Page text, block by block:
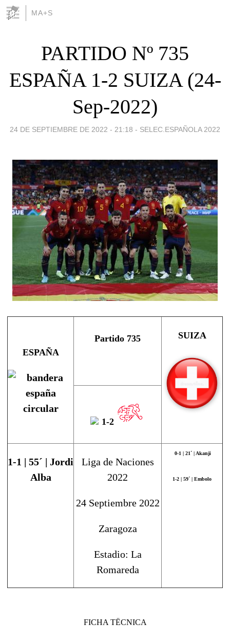
MA+S
PARTIDO Nº 735
ESPAÑA 1-2 SUIZA (24-
Sep-2022)
24 DE SEPTIEMBRE DE 2022 - 21:18 - SELEC.ESPAÑOLA 2022
ESPAÑA
Partido 735 SUIZA
1-2
1-1 | 55´ | Jordi
Alba
Liga de Naciones
2022
24 Septiembre 2022
Zaragoza
Estadio: La
Romareda
0-1 | 21´ | Akanji
1-2 | 59´ | Embolo
FICHA TËCNICA